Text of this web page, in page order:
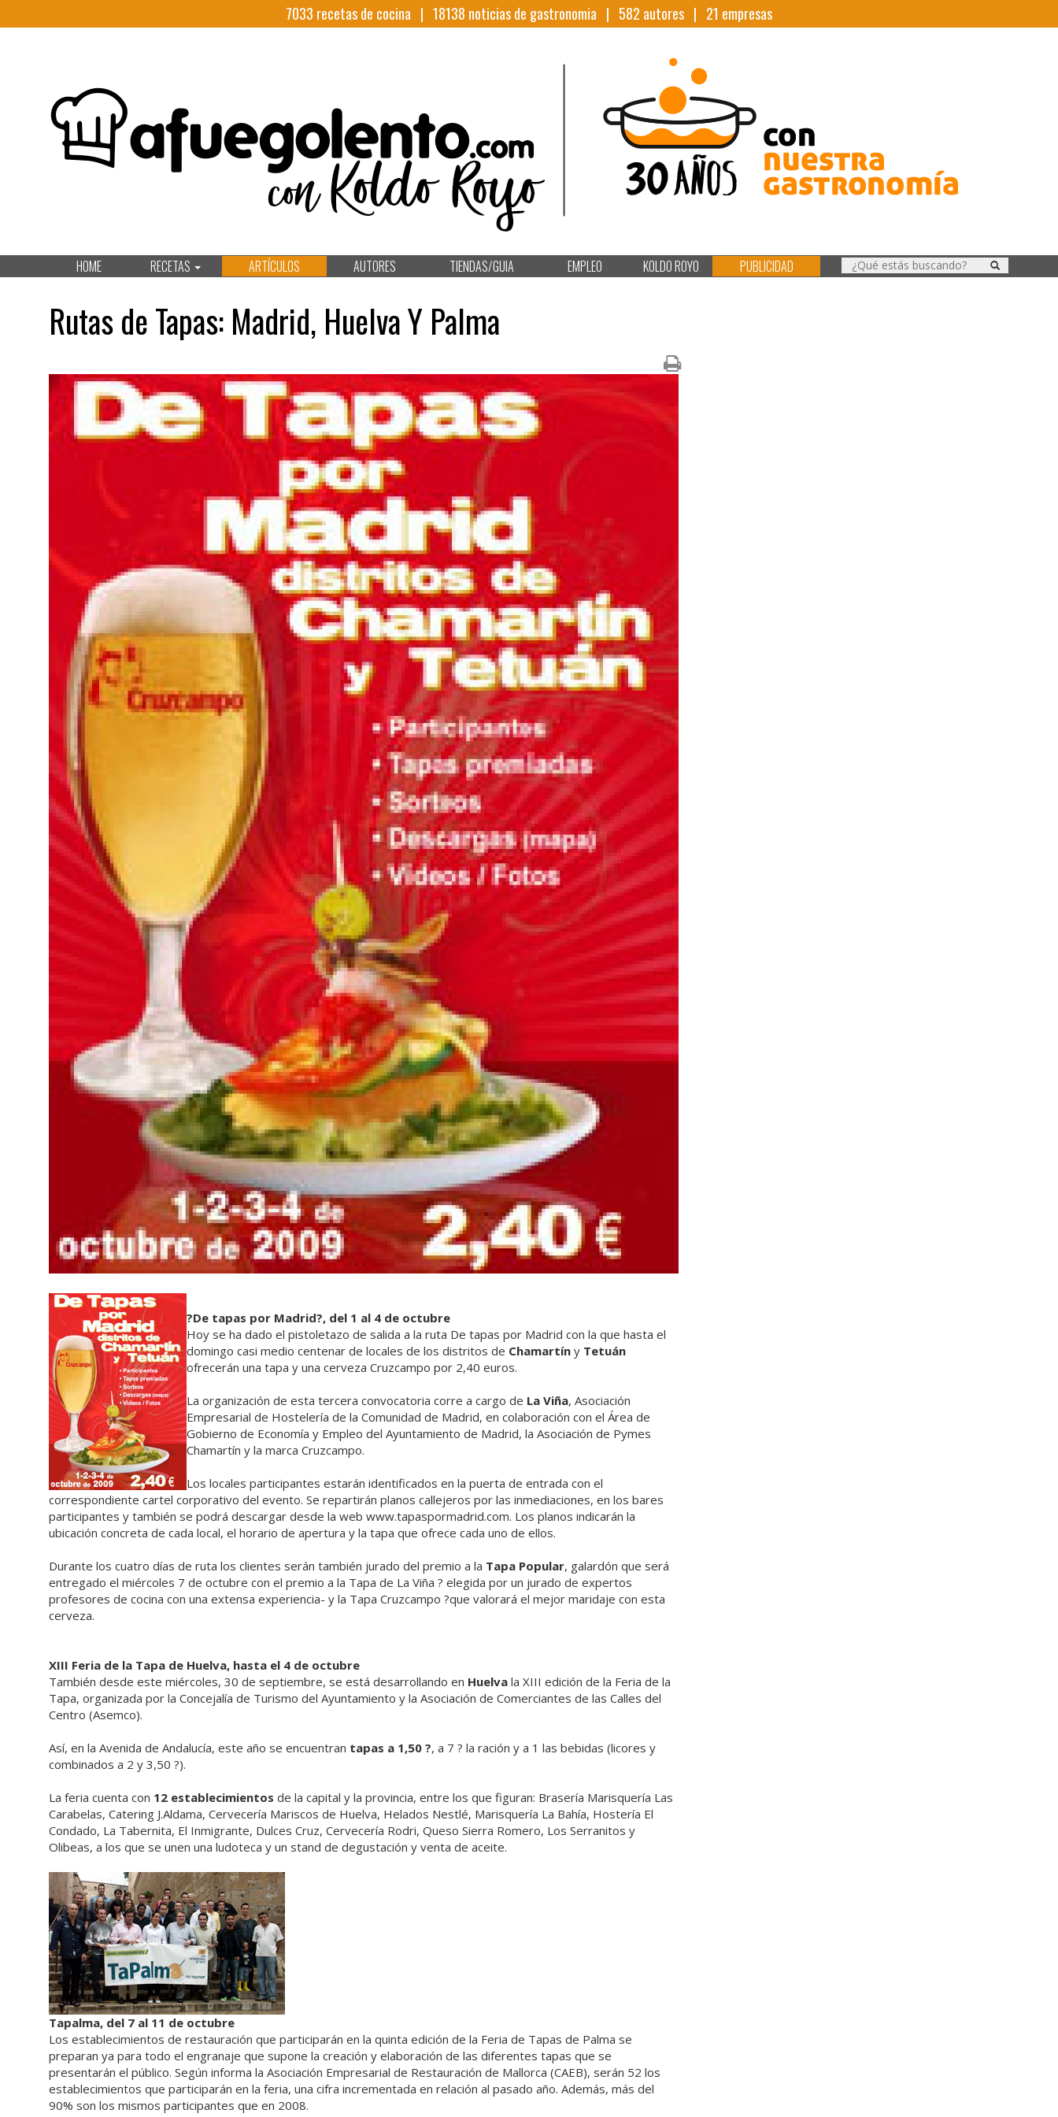
7033 recetas de cocina | 18138 noticias de gastronomia | 582 autores | 21 empresas
HOME RECETAS ARTÍCULOS AUTORES TIENDAS/GUIA EMPLEO KOLDO ROYO PUBLICIDAD
Rutas de Tapas: Madrid, Huelva Y Palma
?De tapas por Madrid?, del 1 al 4 de octubre
Hoy se ha dado el pistoletazo de salida a la ruta De tapas por Madrid con la que hasta el
domingo casi medio centenar de locales de los distritos de Chamartín y Tetuán
ofrecerán una tapa y una cerveza Cruzcampo por 2,40 euros.
La organización de esta tercera convocatoria corre a cargo de La Viña, Asociación
Empresarial de Hostelería de la Comunidad de Madrid, en colaboración con el Área de
Gobierno de Economía y Empleo del Ayuntamiento de Madrid, la Asociación de Pymes
Chamartín y la marca Cruzcampo.
Los locales participantes estarán identificados en la puerta de entrada con el
correspondiente cartel corporativo del evento. Se repartirán planos callejeros por las inmediaciones, en los bares
participantes y también se podrá descargar desde la web www.tapaspormadrid.com. Los planos indicarán la
ubicación concreta de cada local, el horario de apertura y la tapa que ofrece cada uno de ellos.
Durante los cuatro días de ruta los clientes serán también jurado del premio a la Tapa Popular, galardón que será
entregado el miércoles 7 de octubre con el premio a la Tapa de La Viña ? elegida por un jurado de expertos
profesores de cocina con una extensa experiencia- y la Tapa Cruzcampo ?que valorará el mejor maridaje con esta
cerveza.
XIII Feria de la Tapa de Huelva, hasta el 4 de octubre
También desde este miércoles, 30 de septiembre, se está desarrollando en Huelva la XIII edición de la Feria de la
Tapa, organizada por la Concejalía de Turismo del Ayuntamiento y la Asociación de Comerciantes de las Calles del
Centro (Asemco).
Así, en la Avenida de Andalucía, este año se encuentran tapas a 1,50 ?, a 7 ? la ración y a 1 las bebidas (licores y
combinados a 2 y 3,50 ?).
La feria cuenta con 12 establecimientos de la capital y la provincia, entre los que figuran: Brasería Marisquería Las
Carabelas, Catering J.Aldama, Cervecería Mariscos de Huelva, Helados Nestlé, Marisquería La Bahía, Hostería El
Condado, La Tabernita, El Inmigrante, Dulces Cruz, Cervecería Rodri, Queso Sierra Romero, Los Serranitos y
Olibeas, a los que se unen una ludoteca y un stand de degustación y venta de aceite.
Tapalma, del 7 al 11 de octubre
Los establecimientos de restauración que participarán en la quinta edición de la Feria de Tapas de Palma se
preparan ya para todo el engranaje que supone la creación y elaboración de las diferentes tapas que se
presentarán el público. Según informa la Asociación Empresarial de Restauración de Mallorca (CAEB), serán 52 los
establecimientos que participarán en la feria, una cifra incrementada en relación al pasado año. Además, más del
90% son los mismos participantes que en 2008.